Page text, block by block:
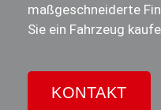
maßgeschneiderte
Sie ein Fahrzeug
KONTAKT